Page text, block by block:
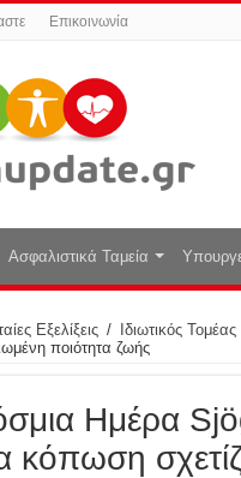
Επικοινωνία
Ασφαλιστικά Ταμεία
Εξελίξεις / Ιδιωτικός Τομέας
ποιότητα ζωής
Ημέρα
κόπωση